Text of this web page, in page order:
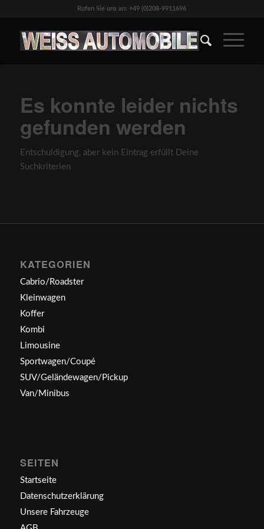
Rufen Sie uns an: +49 (0)208-9911696
Es konnte leider nichts
gefunden werden
Entschuldigung, aber kein Eintrag erfüllt Deine
Suchkriterien
KATEGORIEN
Cabrio/Roadster
Kleinwagen
Koffer
Kombi
Limousine
Sportwagen/Coupé
SUV/Geländewagen/Pickup
Van/Minibus
SEITEN
Startseite
Datenschutzerklärung
Unsere Fahrzeuge